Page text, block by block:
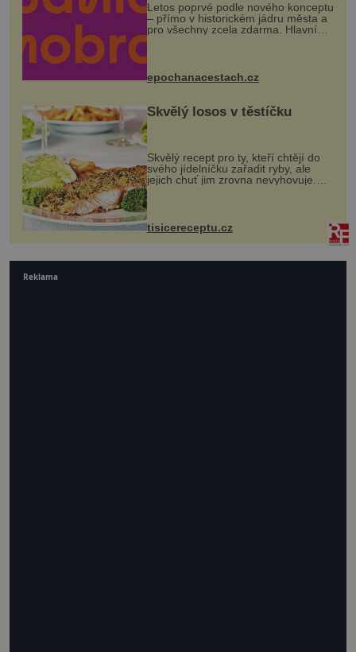
Letos poprvé podle nového konceptu
– přímo v historickém jádru města a
pro všechny zcela zdarma. Hlavní
program se odehraje na Karlově a
mohou těšit na víno, burčák, pes...
epochanacestach.cz
Skvělý losos v těstíčku
Skvělý recept pro ty, kteří chtějí do
svého jídelníčku zařadit ryby, ale
jejich chuť jim zrovna nevyhovuje.
Losos je samozřejmě taky ryba, ale v
tomto případě si na to nikdo ani
nevzpomene. Ingredienc...
tisicereceptu.cz
Reklama